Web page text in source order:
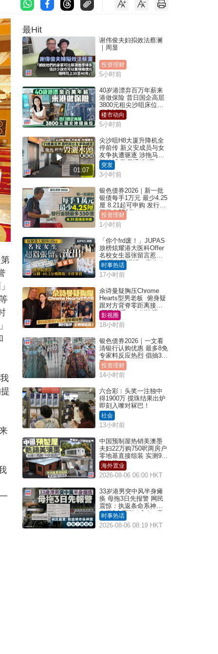
最Hit
谢伟俊夫妇拟效法蔡澜
｜周显
投资理财
5小时前
40岁港漂弃百万年薪来
港做保险 昔日国企高层
3800元租尖沙咀床位｜
租盘Million
楼市动向
5小时前
01:07
尖沙咀H8大厦升降机全
停前传 新义安成员与女
友争执遭驱逐 涉拖马刑
毁被捕 警另通缉4男
突发
3小时前
银色债券2026｜新一批
银债每手1万元 最少4.25
厘 8.21起可申购 发行金
额最多550亿
投资理财
1小时前
「你个frd废！」JUPAS
放榜炫耀港大医科Offer
名校女生嚣张留言惹众
怒 医学院澄清：宣称
「40.5分获录取」不符事
实｜Juicy叮
时事热话
17小时前
佘诗曼疑胸压Chrome
Hearts型男老板 俯身疑
跟对方背脊零距离接触
网民惊呼：企侧边唔
得？
影视圈
18小时前
银色债券2026｜一文看
清银行认购优惠 最多8免
专家料反应热烈 倡抽30
手
投资理财
14小时前
六合彩︱头奖一注独中
得1900万 搅珠结果出炉
即刻入嚟对冧巴！
社会
13小时前
中国预制屋热销美澳墨
夫妇22万购750呎两房户
零地基直接组装 实测9个
月激赞
海外置业
2026-08-06 06:00 HKT
33岁港男突中风半身瘫
痪 母拖3日先报警 网民
震惊：执返条命系神迹
自爆2个恶习｜Juicy叮
时事热话
2026-08-06 08:19 HKT